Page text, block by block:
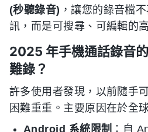
(秒聽錄音) ，讓您的錄音檔
訊，而是可搜尋、可編輯的
2025 年手機通話錄音
難錄？
許多使用者發現，以前隨手
困難重重。主要原因在於全
Android 系統限制 ：自